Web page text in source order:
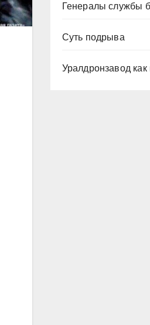
Генералы службы
Суть подрыва
Уралдронзавод как